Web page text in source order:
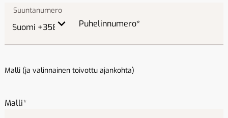
Puhelinnumero
Malli (ja valinnainen toivottu ajankohta)
Malli